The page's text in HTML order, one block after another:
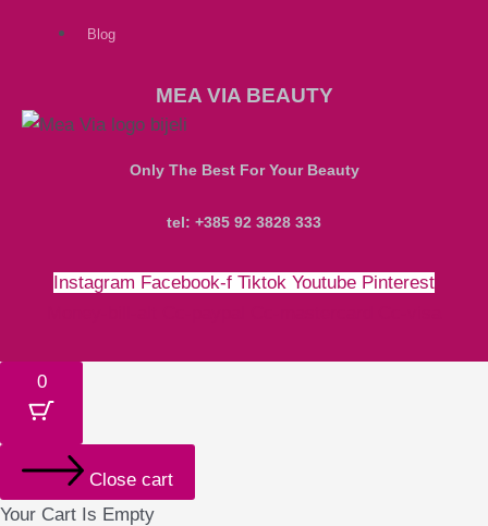
Blog
MEA VIA BEAUTY
Only The Best For Your Beauty
tel: +385 92 3828 333
Instagram Facebook-f Tiktok Youtube Pinterest
0
Close cart
Your Cart Is Empty